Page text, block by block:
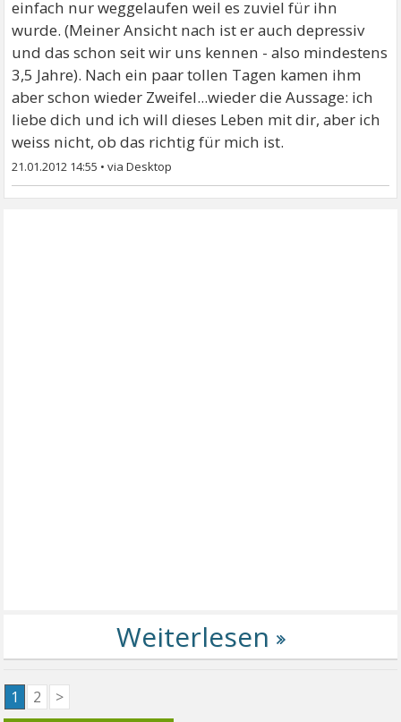
einfach nur weggelaufen weil es zuviel für ihn
wurde. (Meiner Ansicht nach ist er auch depressiv
und das schon seit wir uns kennen - also mindestens
3,5 Jahre). Nach ein paar tollen Tagen kamen ihm
aber schon wieder Zweifel...wieder die Aussage: ich
liebe dich und ich will dieses Leben mit dir, aber ich
weiss nicht, ob das richtig für mich ist.
21.01.2012 14:55 •
1 2 >